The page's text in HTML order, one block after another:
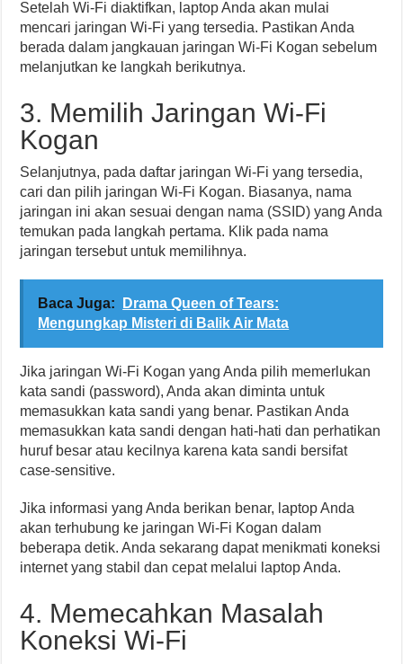
Setelah Wi-Fi diaktifkan, laptop Anda akan mulai
mencari jaringan Wi-Fi yang tersedia. Pastikan Anda
berada dalam jangkauan jaringan Wi-Fi Kogan sebelum
melanjutkan ke langkah berikutnya.
3. Memilih Jaringan Wi-Fi
Kogan
Selanjutnya, pada daftar jaringan Wi-Fi yang tersedia,
cari dan pilih jaringan Wi-Fi Kogan. Biasanya, nama
jaringan ini akan sesuai dengan nama (SSID) yang Anda
temukan pada langkah pertama. Klik pada nama
jaringan tersebut untuk memilihnya.
Baca Juga:
Drama Queen of Tears:
Mengungkap Misteri di Balik Air Mata
Jika jaringan Wi-Fi Kogan yang Anda pilih memerlukan
kata sandi (password), Anda akan diminta untuk
memasukkan kata sandi yang benar. Pastikan Anda
memasukkan kata sandi dengan hati-hati dan perhatikan
huruf besar atau kecilnya karena kata sandi bersifat
case-sensitive.
Jika informasi yang Anda berikan benar, laptop Anda
akan terhubung ke jaringan Wi-Fi Kogan dalam
beberapa detik. Anda sekarang dapat menikmati koneksi
internet yang stabil dan cepat melalui laptop Anda.
4. Memecahkan Masalah
Koneksi Wi-Fi